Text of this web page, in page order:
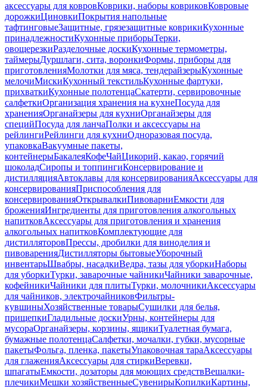
аксессуары для ковровКоврики, наборы ковриковКовровые
дорожкиЦиновкиПокрытия напольные
тафтинговыеЗащитные, грязезащитные коврикиКухонные
принадлежностиКухонные приборыТерки,
овощерезкиРазделочные доскиКухонные термометры,
таймерыДуршлаги, сита, воронкиФормы, приборы для
приготовленияМолотки для мяса, тендерайзерыКухонные
мелочиМискиКухонный текстильКухонные фартуки,
прихваткиКухонные полотенцаСкатерти, сервировочные
салфеткиОрганизация хранения на кухнеПосуда для
храненияОрганайзеры для кухниОрганайзеры для
специйПосуда для ланчаПолки и аксессуары на
рейлингиРейлинги для кухниОдноразовая посуда,
упаковкаВакуумные пакеты,
контейнерыБакалеяКофеЧайЦикорий, какао, горячий
шоколадСиропы и топпингиКонсервирование и
дистилляцияАвтоклавы для консервированияАксессуары для
консервированияПриспособления для
консервированияОткрывалкиПивоварниЕмкости для
броженияИнгредиенты для приготовления алкогольных
напитковАксессуары для приготовления и хранения
алкогольных напитковКомплектующие для
дистилляторовПрессы, дробилки для виноделия и
пивоваренияДистилляторы бытовыеУборочный
инвентарьШвабры, насадкиВедра, тазы для уборкиНаборы
для уборкиТурки, заварочные чайникиЧайники заварочные,
кофейникиЧайники для плитыТурки, молочникиАксессуары
для чайников, электрочайниковФильтры-
кувшиныХозяйственные товарыСушилки для белья,
прищепкиГладильные доскиУрны, контейнеры для
мусораОрганайзеры, корзины, ящикиТуалетная бумага,
бумажные полотенцаСалфетки, мочалки, губки, мусорные
пакетыФольга, пленка, пакетыУпаковочная тараАксессуары
для глаженияАксессуары для стиркиВеревки,
шпагатыЕмкости, дозаторы для моющих средствВешалки-
плечикиМешки хозяйственныеСувенирыКопилкиКартины,